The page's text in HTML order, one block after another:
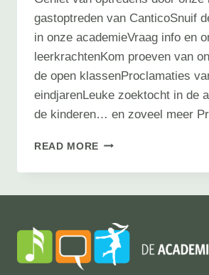
gastoptreden van CanticoSnuif
in onze academieVraag info en
leerkrachtenKom proeven van
de open klassenProclamaties
eindjarenLeuke zoektocht in de
de kinderen… en zoveel meer
READ MORE OPENDEURDAG